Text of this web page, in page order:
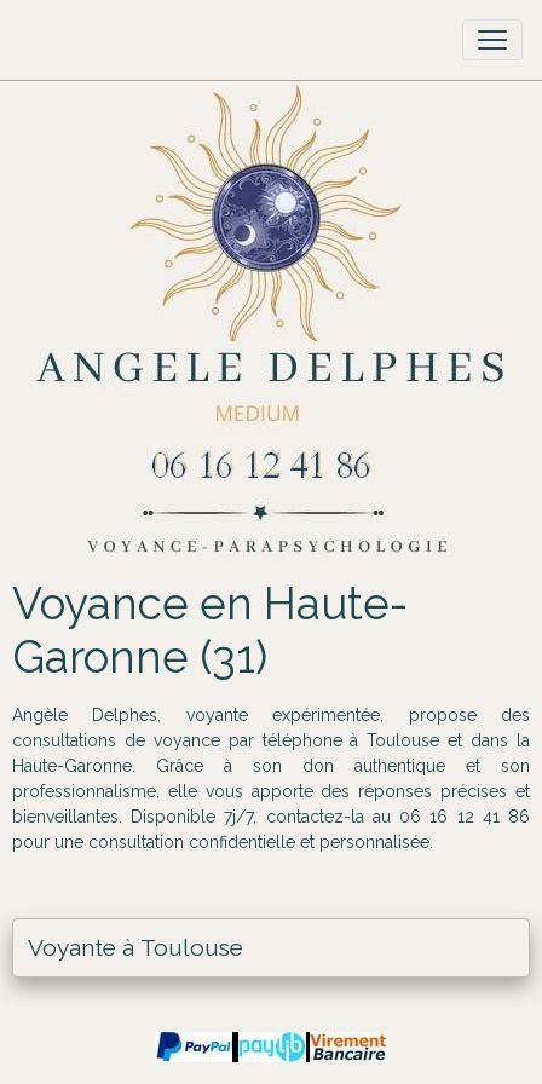
Voyance en Haute-
Garonne (31)
Angèle Delphes, voyante expérimentée, propose des
consultations de voyance par téléphone à Toulouse et dans la
Haute-Garonne. Grâce à son don authentique et son
professionnalisme, elle vous apporte des réponses précises et
bienveillantes. Disponible 7j/7, contactez-la au 06 16 12 41 86
pour une consultation confidentielle et personnalisée.
Voyante à Toulouse